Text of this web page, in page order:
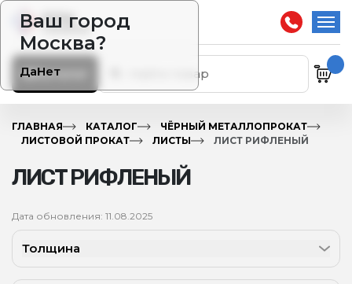
Ваш город
Москва?
ДаНет
Каталог
ГЛАВНАЯ КАТАЛОГ
ЧЁРНЫЙ МЕТАЛЛОПРОКАТ
ЛИСТОВОЙ ПРОКАТ
ЛИСТЫ ЛИСТ РИФЛЕНЫЙ
ЛИСТ РИФЛЕНЫЙ
Дата обновления: 11.08.2025
Толщина